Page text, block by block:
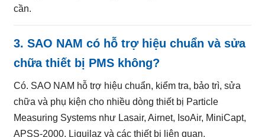
cần.
3. SAO NAM có hỗ trợ hiệu chuẩn và sửa
chữa thiết bị PMS không?
Có. SAO NAM hỗ trợ hiệu chuẩn, kiểm tra, bảo trì, sửa
chữa và phụ kiện cho nhiều dòng thiết bị Particle
Measuring Systems như Lasair, Airnet, IsoAir, MiniCapt,
APSS-2000, Liquilaz và các thiết bị liên quan.